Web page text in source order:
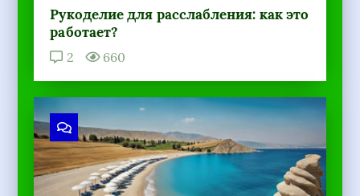
Рукоделие для расслабления: как это
работает?
2 660